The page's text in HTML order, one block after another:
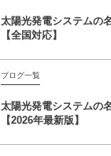
太陽光発電システムの
【全国対応】
ブログ一覧
太陽光発電システムの
【2026年最新版】